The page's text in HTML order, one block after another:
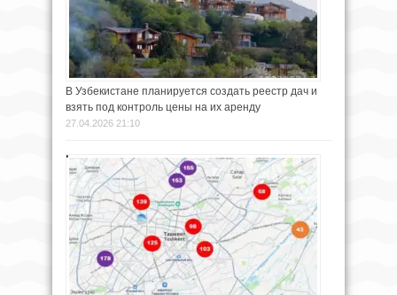
В Узбекистане планируется создать реестр дач и
взять под контроль цены на их аренду
27.04.2026 21:10